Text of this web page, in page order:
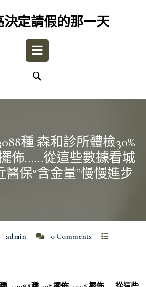
決定請假的那一天
Open
種 森和診所體檢30%
佈……從這些數據看城
醫保“含金量”慢慢進步
admin
0 Comments